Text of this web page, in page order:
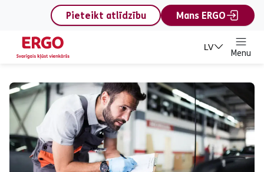
content
Pieteikt atlīdzību
Mans ERGO
LV
Menu